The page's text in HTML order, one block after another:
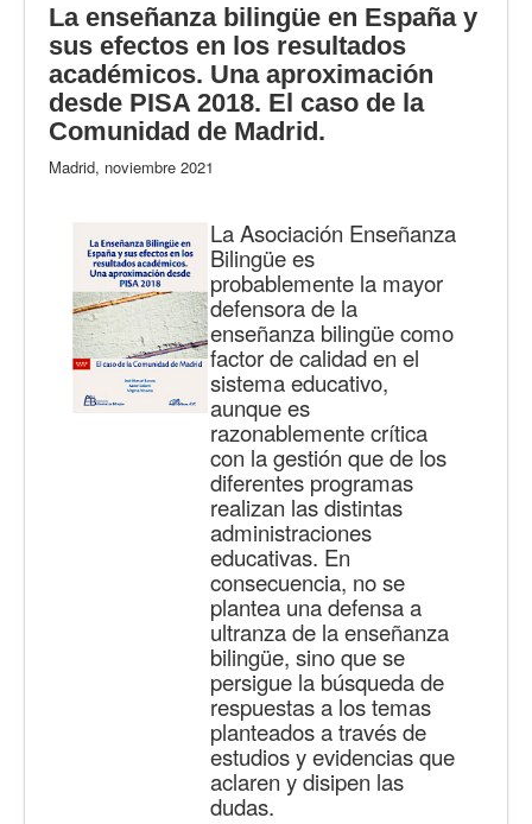
La enseñanza bilingüe en España y
sus efectos en los resultados
académicos. Una aproximación
desde PISA 2018. El caso de la
Comunidad de Madrid.
Madrid, noviembre 2021
La Asociación Enseñanza
Bilingüe es
probablemente la mayor
defensora de la
enseñanza bilingüe como
factor de calidad en el
sistema educativo,
aunque es
razonablemente crítica
con la gestión que de los
diferentes programas
realizan las distintas
administraciones
educativas. En
consecuencia, no se
plantea una defensa a
ultranza de la enseñanza
bilingüe, sino que se
persigue la búsqueda de
respuestas a los temas
planteados a través de
estudios y evidencias que
aclaren y disipen las
dudas.